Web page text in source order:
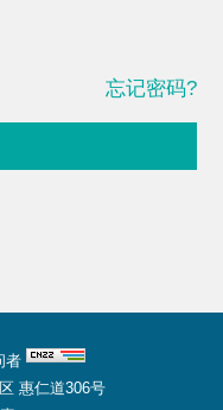
忘记密码?
者
惠仁道306号